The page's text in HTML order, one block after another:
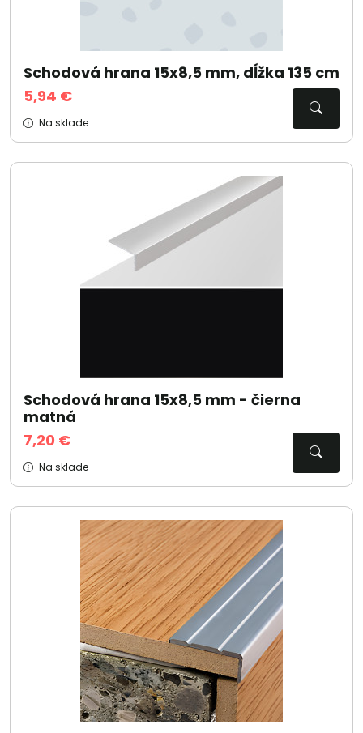
Schodová hrana 15x8,5 mm, dĺžka 135 cm
5,94 €
Na sklade
Schodová hrana 15x8,5 mm - čierna
matná
7,20 €
Na sklade